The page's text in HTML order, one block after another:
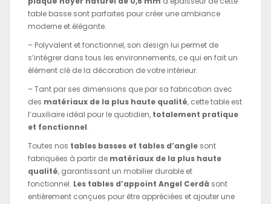
table basse sont parfaites pour créer une ambiance
moderne et élégante.
– Polyvalent et fonctionnel, son design lui permet de
s’intégrer dans tous les environnements, ce qui en fait un
élément clé de la décoration de votre intérieur.
– Tant par ses dimensions que par sa fabrication avec
des matériaux de la plus haute qualité, cette table est
l’auxiliaire idéal pour le quotidien, totalement pratique
et fonctionnel.
Toutes nos tables basses et tables d’angle sont
fabriquées à partir de matériaux de la plus haute
qualité, garantissant un mobilier durable et
fonctionnel. Les tables d’appoint Angel Cerdá sont
entièrement conçues pour être appréciées et ajouter une